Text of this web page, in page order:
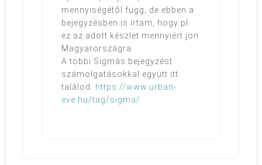
mennyiségétől függ, de ebben a
bejegyzésben is írtam, hogy pl.
ez az adott készlet mennyiért jön
Magyarországra.
A többi Sigmás bejegyzést
számolgatásokkal együtt itt
találod: https://www.urban-
eve.hu/tag/sigma/